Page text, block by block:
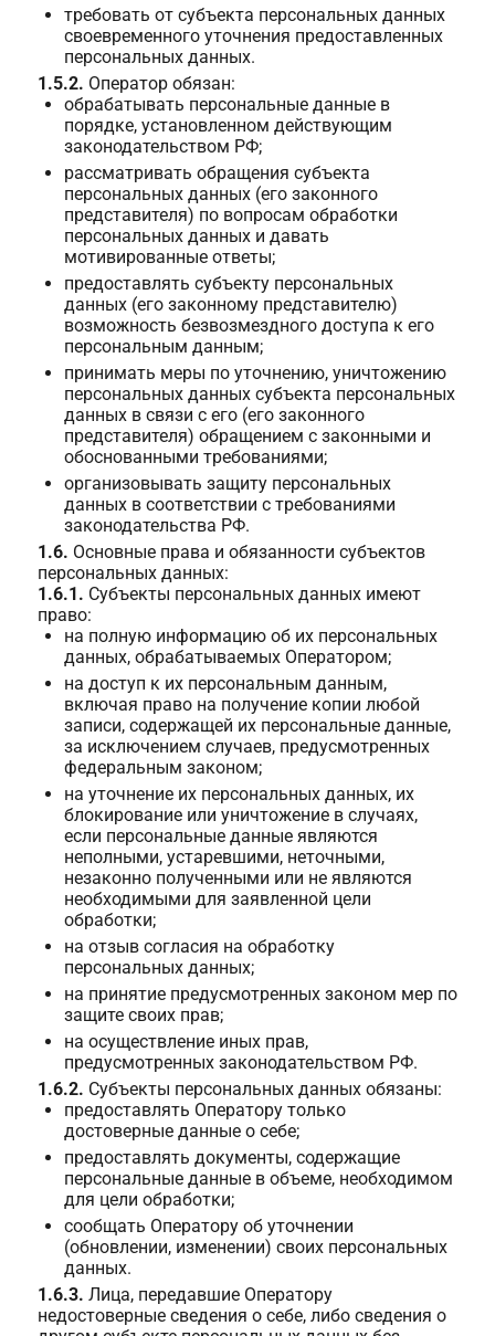
требовать от субъекта персональных данных
своевременного уточнения предоставленных
персональных данных.
1.5.2. Оператор обязан:
обрабатывать персональные данные в
порядке, установленном действующим
законодательством РФ;
рассматривать обращения субъекта
персональных данных (его законного
представителя) по вопросам обработки
персональных данных и давать
мотивированные ответы;
предоставлять субъекту персональных
данных (его законному представителю)
возможность безвозмездного доступа к его
персональным данным;
принимать меры по уточнению, уничтожению
персональных данных субъекта персональных
данных в связи с его (его законного
представителя) обращением с законными и
обоснованными требованиями;
организовывать защиту персональных
данных в соответствии с требованиями
законодательства РФ.
1.6. Основные права и обязанности субъектов
персональных данных:
1.6.1. Субъекты персональных данных имеют
право:
на полную информацию об их персональных
данных, обрабатываемых Оператором;
на доступ к их персональным данным,
включая право на получение копии любой
записи, содержащей их персональные данные,
за исключением случаев, предусмотренных
федеральным законом;
на уточнение их персональных данных, их
блокирование или уничтожение в случаях,
если персональные данные являются
неполными, устаревшими, неточными,
незаконно полученными или не являются
необходимыми для заявленной цели
обработки;
на отзыв согласия на обработку
персональных данных;
на принятие предусмотренных законом мер по
защите своих прав;
на осуществление иных прав,
предусмотренных законодательством РФ.
1.6.2. Субъекты персональных данных обязаны:
предоставлять Оператору только
достоверные данные о себе;
предоставлять документы, содержащие
персональные данные в объеме, необходимом
для цели обработки;
сообщать Оператору об уточнении
(обновлении, изменении) своих персональных
данных.
1.6.3. Лица, передавшие Оператору
недостоверные сведения о себе, либо сведения о